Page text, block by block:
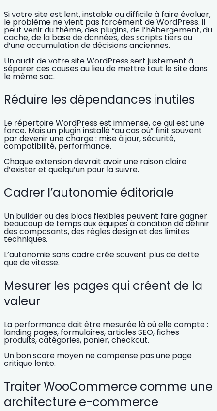
Si votre site est lent, instable ou difficile à faire évoluer,
le problème ne vient pas forcément de WordPress. Il
peut venir du thème, des plugins, de l’hébergement, du
cache, de la base de données, des scripts tiers ou
d’une accumulation de décisions anciennes.
Unaudit de votre site WordPress sert justement à
séparer ces causes au lieu de mettre tout le site dans
le même sac.
Réduire les dépendances inutiles
Le répertoire WordPress est immense, ce qui est une
force. Mais un plugin installé “au cas où” finit souvent
par devenir une charge : mise à jour, sécurité,
compatibilité, performance.
Chaque extension devrait avoir une raison claire
d’exister et quelqu’un pour la suivre.
Cadrer l’autonomie éditoriale
Un builder ou des blocs flexibles peuvent faire gagner
beaucoup de temps aux équipes à condition de définir
des composants, des règles design et des limites
techniques.
L’autonomie sans cadre crée souvent plus de dette
que de vitesse.
Mesurer les pages qui créent de la
valeur
La performance doit être mesurée là où elle compte :
landing pages, formulaires, articles SEO, fiches
produits, catégories, panier, checkout.
Un bon score moyen ne compense pas une page
critique lente.
Traiter WooCommerce comme une
architecture e-commerce